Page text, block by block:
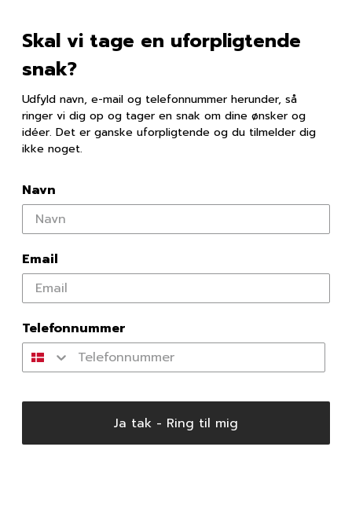
Skal vi tage en uforpligtende
snak?
Udfyld navn, e-mail og telefonnummer herunder, så
ringer vi dig op og tager en snak om dine ønsker og
idéer. Det er ganske uforpligtende og du tilmelder dig
ikke noget.
Navn
Email
Telefonnummer
Ja tak - Ring til mig